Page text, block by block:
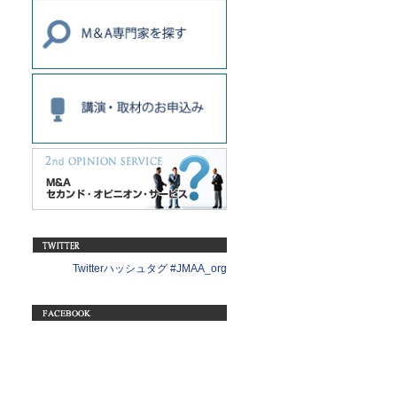
Twitterハッシュタグ #JMAA_org